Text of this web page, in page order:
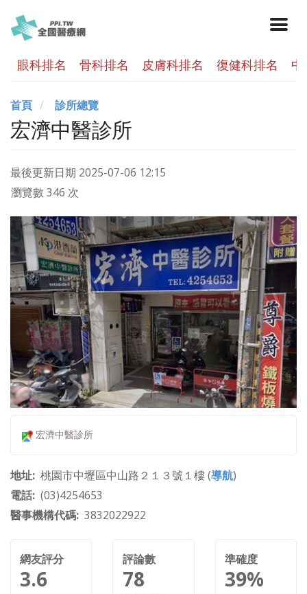
眼科排名 骨科排名 皮膚科排名 復健科排名
首頁 診所總覽
宏濟中醫診所
最後更新日期 2025-07-06 12:15
瀏覽數 346 次
宏濟中醫診所
地址 桃園市中壢區中山路２１３號１樓 (導航)
電話 (03)4254653
醫事機構代碼 3832022922
網友評分
3.6
評論數
78
準確度
39%